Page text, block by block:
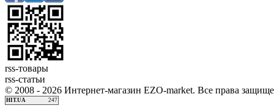
rss-товары
rss-статьи
© 2008 - 2026 Интернет-магазин EZO-market. Все права
HIT.UA 247